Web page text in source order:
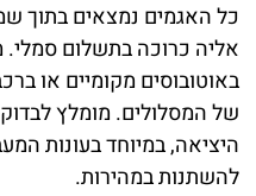
כל האגמים נמצאים בתוך
אליה כרוכה בתשלום סמלי.
באוטובוסים מקומיים או
של המסלולים. מומלץ
היציאה, במיוחד בעונות
להשתנות במהירות.